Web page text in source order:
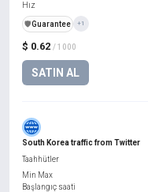
$ 0.62 / 1000
SATIN AL
Hız
️🛡️Guarantee +1
South Korea traffic from Twitter
Taahhütler
Min Max
Başlangıç saati